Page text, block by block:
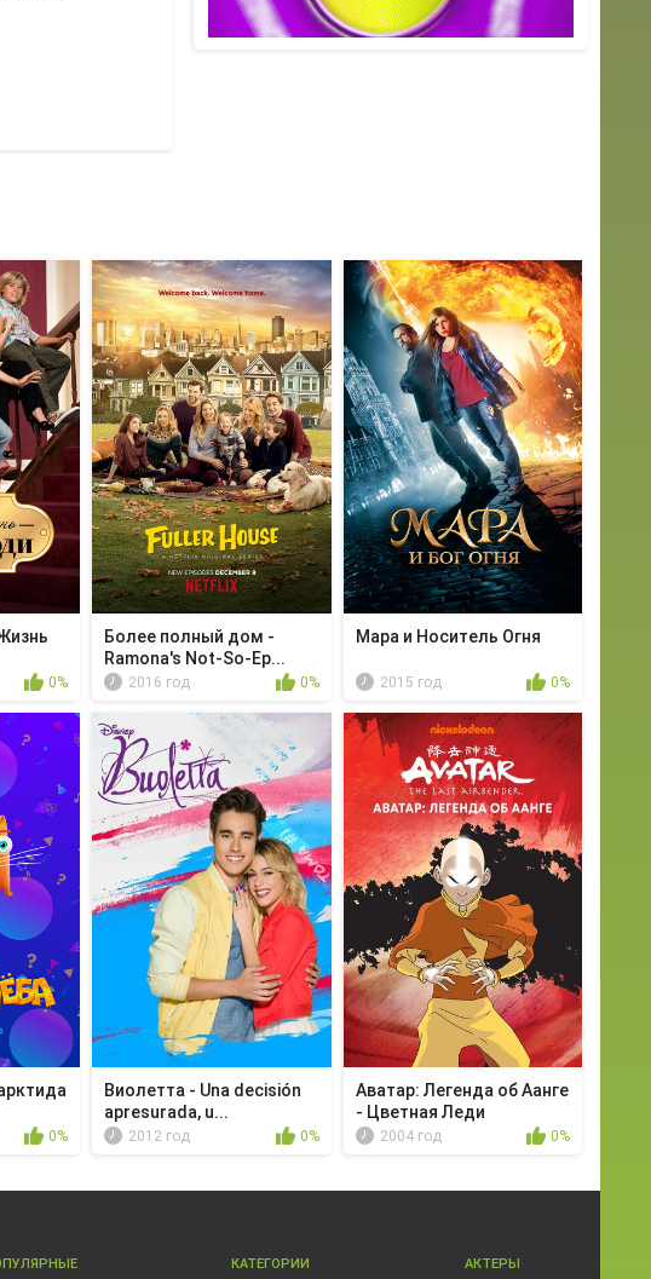
0%
Более полный дом -
Ramona's Not-So-Ep...
2016 год 0%
Мара и Носитель Огня
2015 год 0%
0%
Виолетта - Una decisión
apresurada, u...
2012 год 0%
Аватар: Легенда об Аанге
- Цветная Леди
2004 год 0%
КАТЕГОРИИ АКТЕРЫ